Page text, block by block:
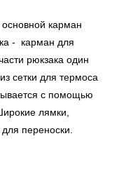
карман
- карман для
рюкзака один
сетки для термоса
с помощью
лямки,
переноски.